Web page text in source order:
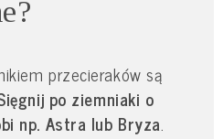
przecieraków są
po ziemniaki o
np. Astra lub Bryza.